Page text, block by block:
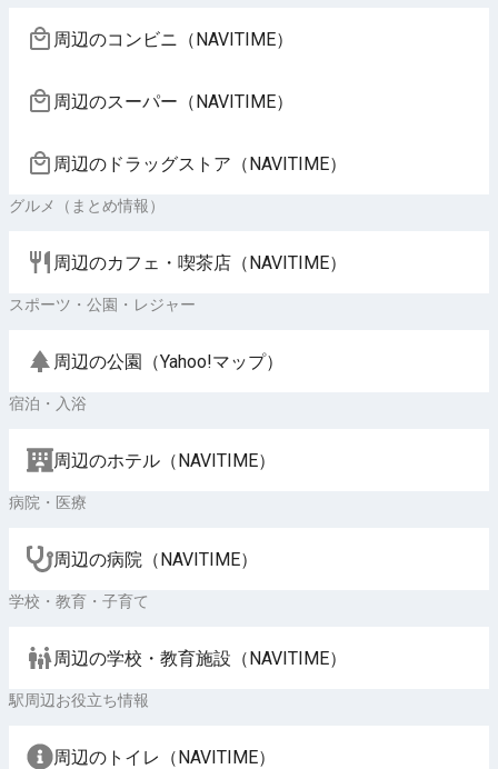
周辺のコンビニ（NAVITIME）
周辺のスーパー（NAVITIME）
周辺のドラッグストア（NAVITIME）
グルメ（まとめ情報）
周辺のカフェ・喫茶店（NAVITIME）
スポーツ・公園・レジャー
周辺の公園（Yahoo!マップ）
宿泊・入浴
周辺のホテル（NAVITIME）
病院・医療
周辺の病院（NAVITIME）
学校・教育・子育て
周辺の学校・教育施設（NAVITIME）
駅周辺お役立ち情報
周辺のトイレ（NAVITIME）